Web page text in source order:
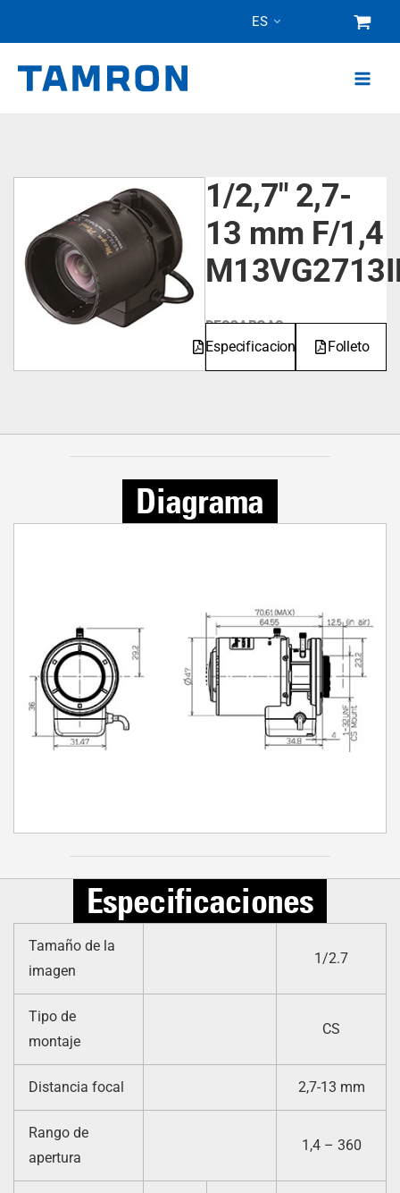
contenido
ES
1/2,7" 2,7-
13 mm F/1,4
DESCARGAS
Especificaciones Folleto
Diagrama
Especificaciones
Tamaño de la
imagen
1/2.7
Tipo de
montaje
CS
Distancia focal 2,7-13 mm
Rango de
apertura
1,4 – 360